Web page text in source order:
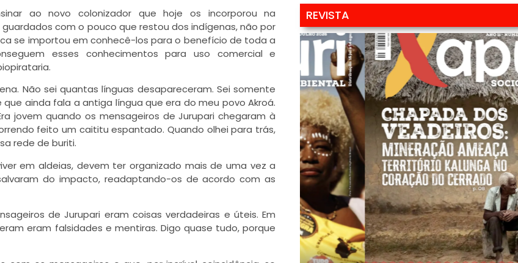
ao novo colonizador que hoje os incorporou na
com o pouco que restou dos indígenas, não por
se importou em conhecê-los para o benefício de toda a
esses conhecimentos para uso comercial e
Não sei quantas línguas desapareceram. Sei somente
ainda fala a antiga língua que era do meu povo Akroá.
jovem quando os mensageiros de Jurupari chegaram à
feito um caititu espantado. Quando olhei para trás,
rede de buriti.
em aldeias, devem ter organizado mais de uma vez a
do impacto, readaptando-os de acordo com as
de Jurupari eram coisas verdadeiras e úteis. Em
eram falsidades e mentiras. Digo quase tudo, porque
REVISTA